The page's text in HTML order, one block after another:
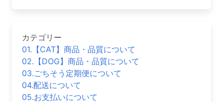
カテゴリー
01.【CAT】商品・品質について
02.【DOG】商品・品質について
03.ごちそう定期便について
04.配送について
05.お支払いについて